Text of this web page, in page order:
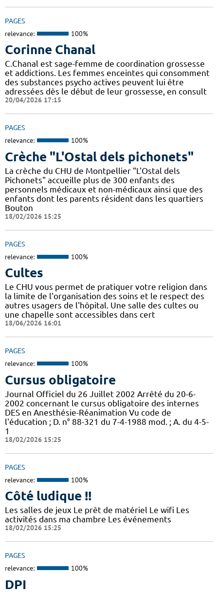
PAGES
relevance: 100%
Corinne Chanal
C.Chanal est sage-femme de coordination grossesse
et addictions. Les femmes enceintes qui consomment
des substances psycho actives peuvent lui être
adressées dès le début de leur grossesse, en consult
20/04/2026 17:15
PAGES
relevance: 100%
Crèche "L'Ostal dels pichonets"
La crèche du CHU de Montpellier "L'Ostal dels
Pichonets" accueille plus de 300 enfants des
personnels médicaux et non-médicaux ainsi que des
enfants dont les parents résident dans les quartiers
Bouton
18/02/2026 15:25
PAGES
relevance: 100%
Cultes
Le CHU vous permet de pratiquer votre religion dans
la limite de l'organisation des soins et le respect des
autres usagers de l'hôpital. Une salle des cultes ou
une chapelle sont accessibles dans cert
18/06/2026 16:01
PAGES
relevance: 100%
Cursus obligatoire
Journal Officiel du 26 Juillet 2002 Arrêté du 20-6-
2002 concernant le cursus obligatoire des internes
DES en Anesthésie-Réanimation Vu code de
l'éducation ; D. n° 88-321 du 7-4-1988 mod. ; A. du 4-5-
1
18/02/2026 15:25
PAGES
relevance: 100%
Côté ludique !!
Les salles de jeux Le prêt de matériel Le wifi Les
activités dans ma chambre Les événements
18/02/2026 15:25
PAGES
relevance: 100%
DPI